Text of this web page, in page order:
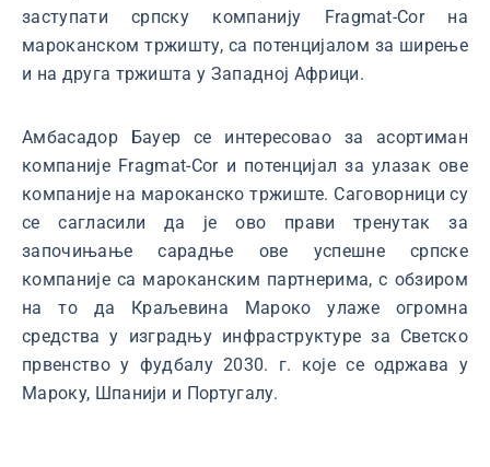
заступати српску компанију Fragmat-Cor на
мароканском тржишту, са потенцијалом за ширење
и на друга тржишта у Западној Африци.
Амбасадор Бауер се интересовао за асортиман
компаније Fragmat-Cor и потенцијал за улазак ове
компаније на мароканско тржиште. Саговорници су
се сагласили да је ово прави тренутак за
започињање сарадње ове успешне српске
компаније са мароканским партнерима, с обзиром
на то да Краљевина Мароко улаже огромна
средства у изградњу инфраструктуре за Светско
првенство у фудбалу 2030. г. које се одржава у
Мароку, Шпанији и Португалу.